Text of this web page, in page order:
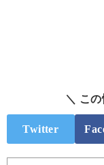
＼ こ
Twitter